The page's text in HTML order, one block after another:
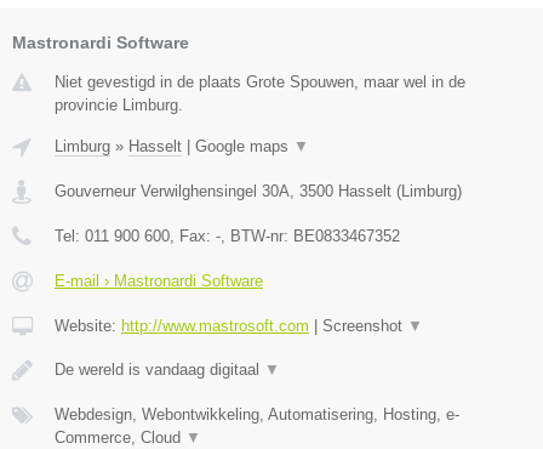
Mastronardi Software
Niet gevestigd in de plaats Grote Spouwen, maar wel in de
provincie Limburg.
Limburg » Hasselt Google maps ▼
Gouverneur Verwilghensingel 30A, 3500 Hasselt (Limburg)
Tel: 011 900 600, Fax: -, BTW-nr: BE0833467352
E-mail › Mastronardi Software
Website: http://www.mastrosoft.com Screenshot ▼
De wereld is vandaag digitaal ▼
Webdesign, Webontwikkeling, Automatisering, Hosting, e-
Commerce, Cloud ▼